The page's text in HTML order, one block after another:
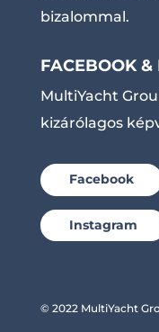
bizalommal.
FACEBOOK &
MultiYacht
kizárólagos
Facebook
Instagram
© 2022 MultiYacht